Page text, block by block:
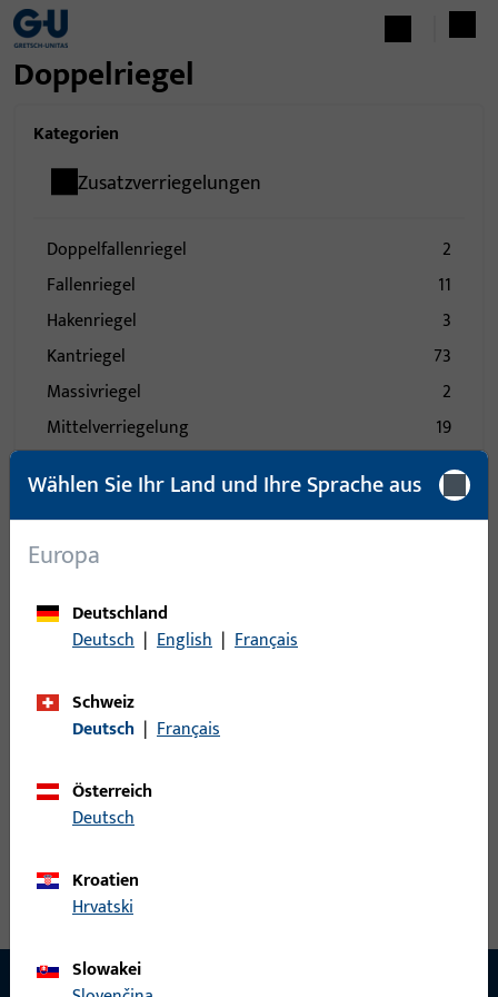
Doppelriegel
Kategorien
Zusatzverriegelungen
Doppelfallenriegel
2
Fallenriegel
11
Hakenriegel
3
Kantriegel
73
Massivriegel
2
Mittelverriegelung
19
4
Schließzapfen
3
Stangenausschluss
Verriegelung
Zwangsmittelverriegelung
Wählen Sie Ihr Land und Ihre Sprache aus
Europa
Deutschland
Deutsch | English | Français
Schweiz
Deutsch | Français
Österreich
Deutsch
Kroatien
Hrvatski
Slowakei